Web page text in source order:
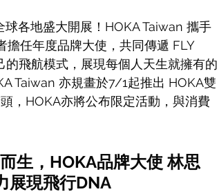
各地盛大開展！HOKA Taiwan 攜手
擔任年度品牌大使，共同傳遞 FLY
飛航模式，展現每個人天生就擁有的
Taiwan 亦規畫於7/1起推出 HOKA雙
，HOKA亦將公布限定活動，與消費
生，HOKA品牌大使 林思
展現飛行DNA